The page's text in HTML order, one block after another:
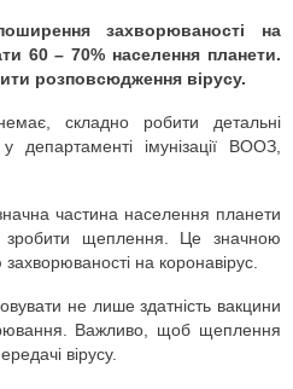
захворюваності на
60 – 70% населення планети.
розповсюдження вірусу.
складно робити детальні
імунізації ВООЗ,
частина населення планети
зробити щеплення. Це значною
на коронавірус.
не лише здатність вакцини
Важливо, щоб щеплення
вірусу.